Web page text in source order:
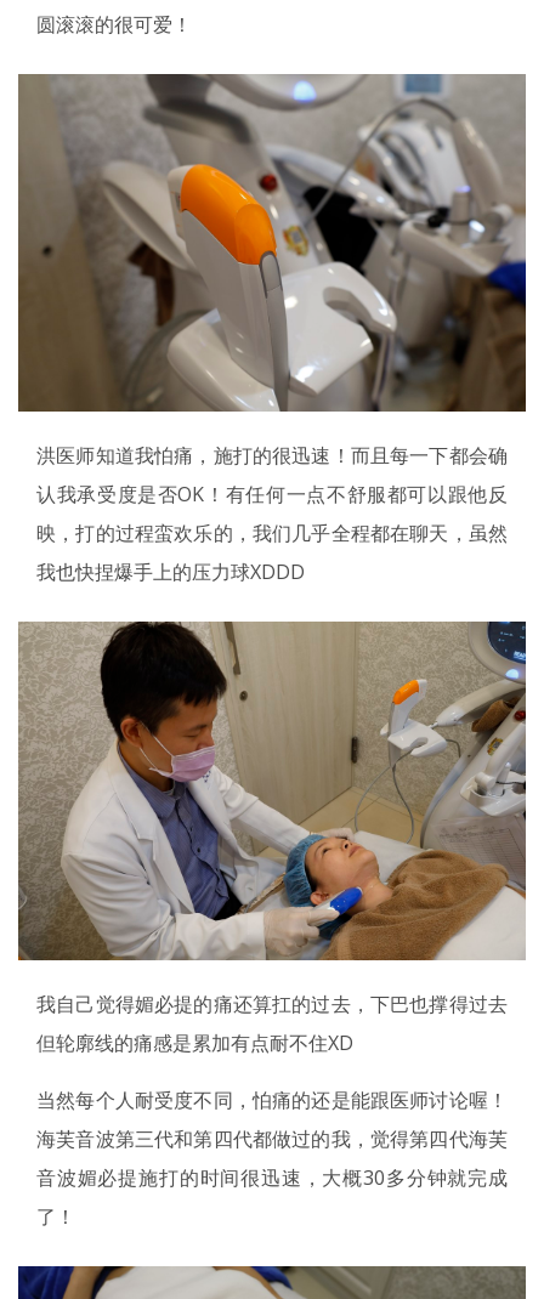
圆滚滚的很可爱！
洪医师知道我怕痛，施打的很迅速！而且每一下都会确
认我承受度是否OK！有任何一点不舒服都可以跟他反
映，打的过程蛮欢乐的，我们几乎全程都在聊天，虽然
我也快捏爆手上的压力球XDDD
我自己觉得媚必提的痛还算扛的过去，下巴也撑得过去
但轮廓线的痛感是累加有点耐不住XD
当然每个人耐受度不同，怕痛的还是能跟医师讨论喔！
海芙音波第三代和第四代都做过的我，觉得第四代海芙
音波媚必提施打的时间很迅速，大概30多分钟就完成
了！